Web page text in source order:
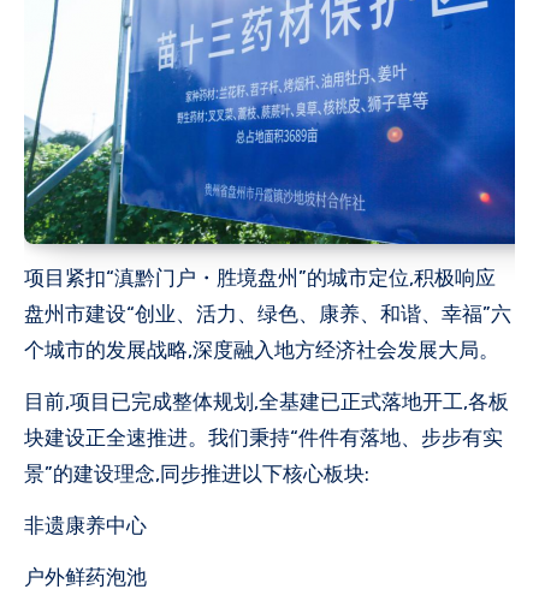
项目紧扣“滇黔门户・胜境盘州”的城市定位,积极响应
盘州市建设“创业、活力、绿色、康养、和谐、幸福”六
个城市的发展战略,深度融入地方经济社会发展大局。
目前,项目已完成整体规划,全基建已正式落地开工,各板
块建设正全速推进。我们秉持“件件有落地、步步有实
景”的建设理念,同步推进以下核心板块:
非遗康养中心
户外鲜药泡池